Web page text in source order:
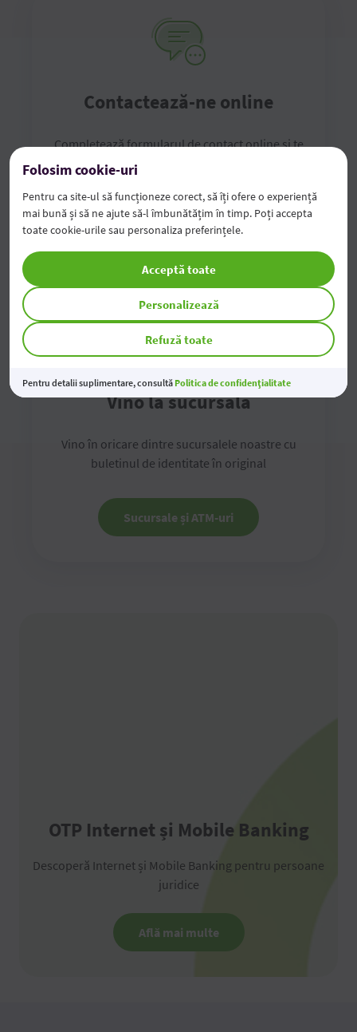
Contactează-ne online
Completează formularul de contact online și te
vom contacta noi în cel mai scurt timp
Completează formularul
Vino la sucursală
Vino în oricare dintre sucursalele noastre cu
buletinul de identitate în original
Sucursale și ATM-uri
OTP Internet și Mobile Banking
Descoperă Internet și Mobile Banking pentru persoane
juridice
Află mai multe
Folosim cookie-uri
Pentru ca site-ul să funcționeze corect, să îți ofere o experiență
mai bună și să ne ajute să-l îmbunătățim în timp. Poți accepta
toate cookie-urile sau personaliza preferințele.
Refuză toate
Personalizează
Acceptă toate
Pentru detalii suplimentare, consultă Politica de confidențialitate